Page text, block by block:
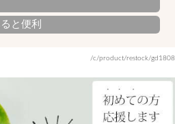
と便利
/c/product/restock/gd1808